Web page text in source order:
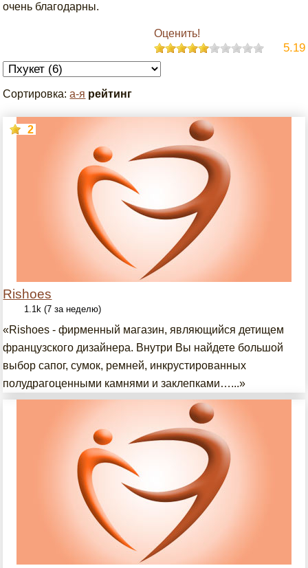
очень благодарны.
Оценить!
5.19
Сортировка:а-я рейтинг
Rishoes
2
1.1k (7 за неделю)
«Rishoes - фирменный магазин, являющийся детищем
французского дизайнера. Внутри Вы найдете большой
выбор сапог, сумок, ремней, инкрустированных
полудрагоценными камнями и заклепками…...»